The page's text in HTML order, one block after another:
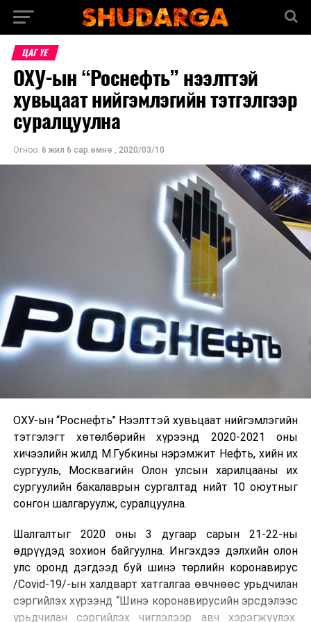
ЦАГ ҮЕ
ОХУ-ын “Роснефть” нээлттэй
хувьцаат нийгэмлэгийн тэтгэлгээр
суралцуулна
Огноо: 6 жил 6 сар.өмнө , 2020/03/10
ОХУ-ын “Роснефть” Нээлттэй хувьцаат нийгэмлэгийн
тэтгэлэгт хөтөлбөрийн хүрээнд 2020-2021 оны
хичээлийн жилд М.Губкины нэрэмжит Нефть, хийн их
сургууль, Москвагийн Олон улсын харилцааны их
сургуулийн бакалаврын сургалтад нийт 10 оюутныг
сонгон шалгаруулж, суралцуулна.
Шалгалтыг 2020 оны 3 дугаар сарын 21-22-ны
өдрүүдэд зохион байгуулна. Ингэхдээ дэлхийн олон
улс оронд дэгдээд буй шинэ төрлийн коронавирус
/Covid-19/-ын халдварт хатгалгаа өвчнөөс урьдчилан
сэргийлэх хүрээнд “Шинэ коронавирусийн эрсдэлээс
урьдчилан сэргийлэх чиглэлээр авч хэрэгжүүлэх